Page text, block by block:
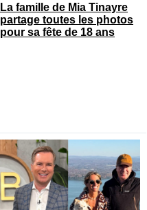
La famille de Mia Tinayre
partage toutes les photos
pour sa fête de 18 ans